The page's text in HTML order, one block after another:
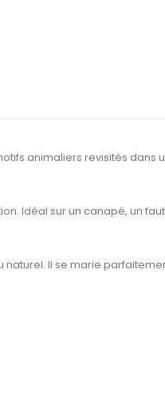
animaliers revisités
Idéal sur un canapé, un
Il se marie